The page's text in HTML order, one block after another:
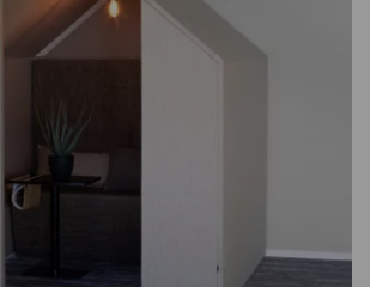
Wird unmöbliert geliefert – Möbel sind
mit dem Stoff Slope von Nevotex
um Arbeitsbereiche abzutrennen und
im Büro zu schaffen. Mit
außen mit Textil bezogen Absorbiert
Klick-Beschlägen